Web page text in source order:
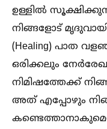
ഉള്ളില്‍
നിങ്ങളോട്
(Healing) പാത
ഒരിക്കലും
നിമിഷത്തേക്ക്
അത് എപ്പോഴും